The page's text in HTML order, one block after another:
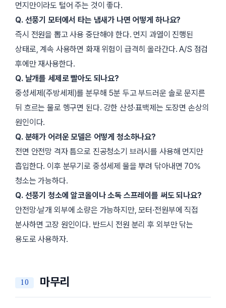
먼지만이라도 털어 주는 것이 좋다.
Q. 선풍기 모터에서 타는 냄새가 나면 어떻게 하나요?
즉시 전원을 뽑고 사용 중단해야 한다. 먼지 과열이 진행된
상태로, 계속 사용하면 화재 위험이 급격히 올라간다. A/S 점검
후에만 재사용한다.
Q. 날개를 세제로 빨아도 되나요?
중성세제(주방세제)를 분무해 5분 두고 부드러운 솔로 문지른
뒤 흐르는 물로 헹구면 된다. 강한 산성·표백제는 도장면 손상의
원인이다.
Q. 분해가 어려운 모델은 어떻게 청소하나요?
전면 안전망 격자 틈으로 진공청소기 브러시를 사용해 먼지만
흡입한다. 이후 분무기로 중성세제 물을 뿌려 닦아내면 70%
청소는 가능하다.
Q. 선풍기 청소에 알코올이나 소독 스프레이를 써도 되나요?
안전망·날개 외부에 소량은 가능하지만, 모터·전원부에 직접
분사하면 고장 원인이다. 반드시 전원 분리 후 외부만 닦는
용도로 사용하자.
마무리